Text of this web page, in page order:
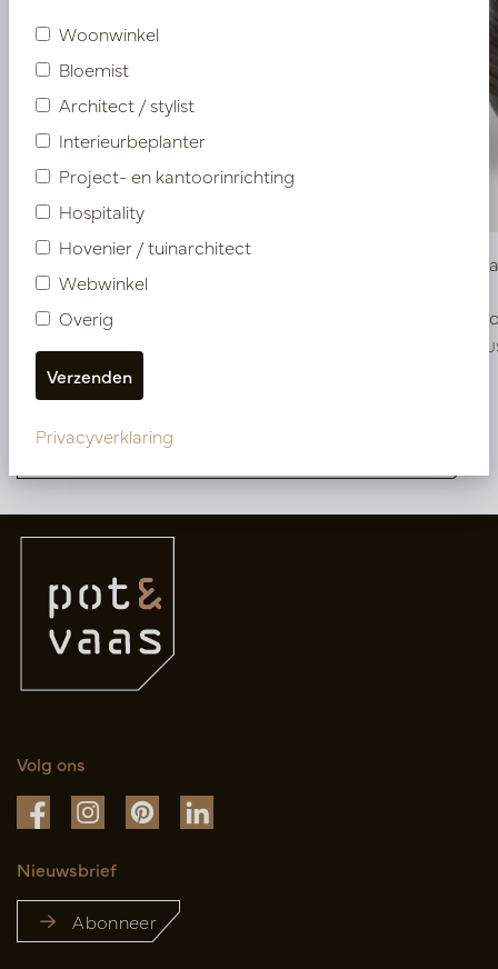
Pot Roza Ovaal Koper L50 B20 H25
Op voorraad
Bowl
Op
Meer van Pot & Vaas DESIGNER
Volg ons
Nieuwsbrief
Abonneer
Woonwinkel
Bloemist
Architect / stylist
Interieurbeplanter
Project- en kantoorinrichting
Hospitality
Hovenier / tuinarchitect
Webwinkel
Overig
Privacyverklaring